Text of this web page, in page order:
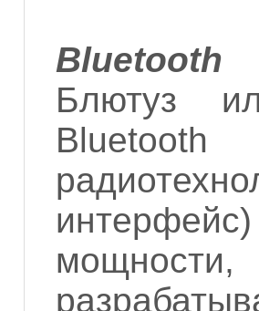
Bluetooth
Блютуз
мощности,